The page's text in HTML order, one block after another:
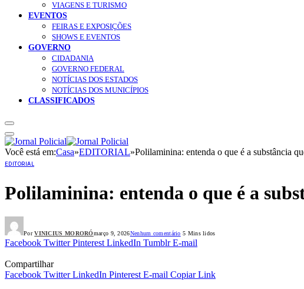
VIAGENS E TURISMO
EVENTOS
FEIRAS E EXPOSIÇÕES
SHOWS E EVENTOS
GOVERNO
CIDADANIA
GOVERNO FEDERAL
NOTÍCIAS DOS ESTADOS
NOTÍCIAS DOS MUNICÍPIOS
CLASSIFICADOS
Você está em:Casa»EDITORIAL»Polilaminina: entenda o que é a substância
EDITORIAL
Polilaminina: entenda o que é a
Por VINICIUS MORORÓmarço 9, 2026Nenhum comentário 5 Mins lidos
Facebook Twitter Pinterest LinkedIn Tumblr E-mail
Compartilhar
Facebook Twitter LinkedIn Pinterest E-mail Copiar Link